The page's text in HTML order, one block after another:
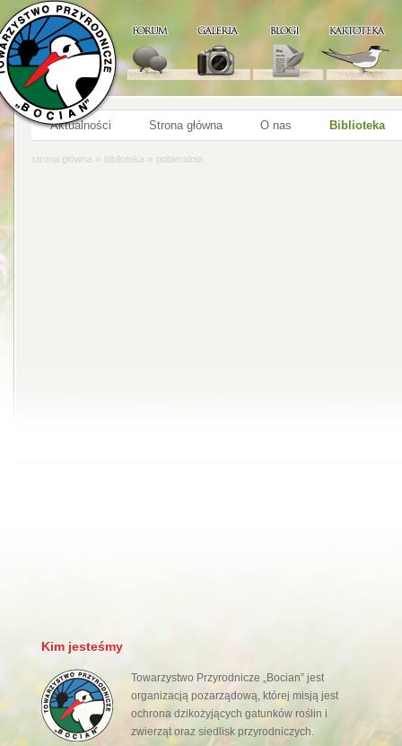
Aktualności Strona główna O nas Biblioteka
strona główna » biblioteka» pobieralnia
Kim jesteśmy
Towarzystwo Przyrodnicze „Bocian” jest
organizacją pozarządową, której misją jest
ochrona dzikożyjących gatunków roślin i
zwierząt oraz siedlisk przyrodniczych.